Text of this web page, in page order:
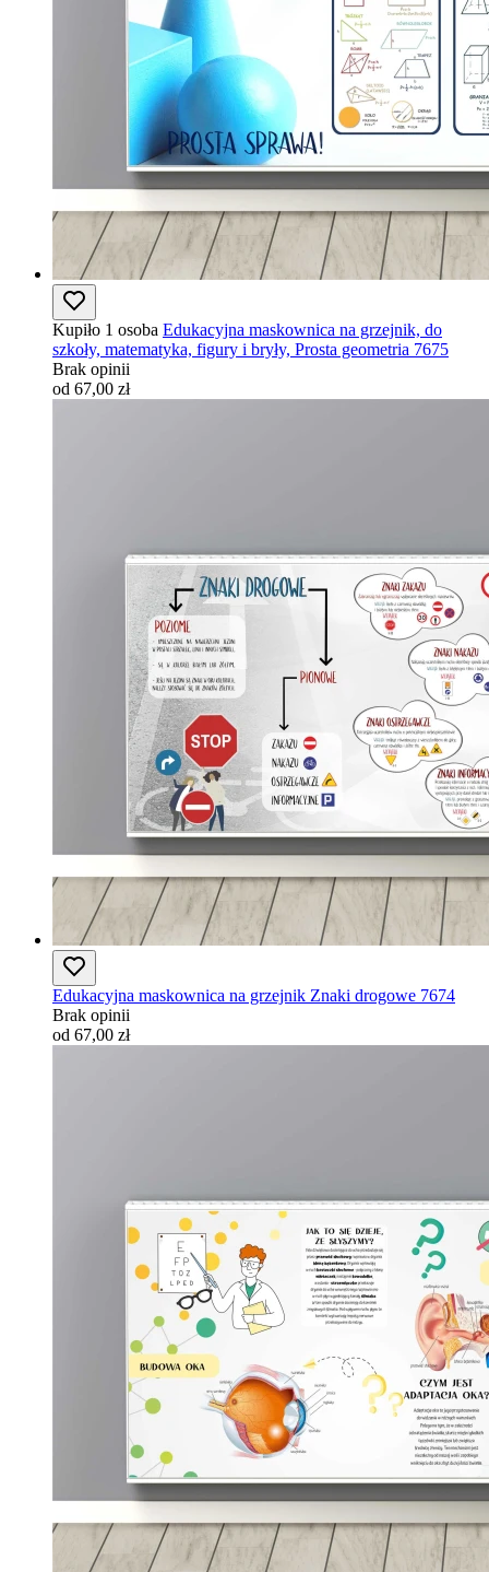
Kupiło 1 osoba Edukacyjna maskownica na grzejnik, do
szkoły, matematyka, figury i bryły, Prosta geometria 7675
Brak opinii
od 67,00 zł
Edukacyjna maskownica na grzejnik Znaki drogowe 7674
Brak opinii
od 67,00 zł